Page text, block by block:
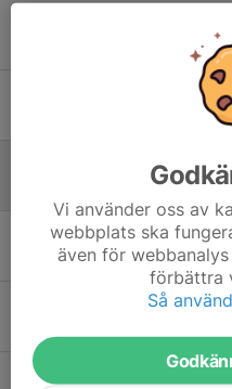
Inför crosskolan på
Äntligen Crosskola!
18 maj, 22:30 0
Säsongsavslutning
12 sep 2025 0
Cross skolan
Vi använder oss av
webbplats ska
även för
förbättra
Så